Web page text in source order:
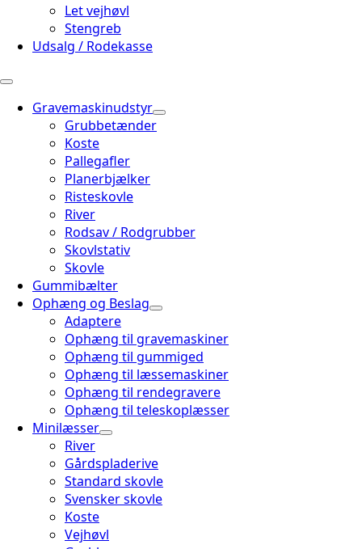
Let vejhøvl
Stengreb
Udsalg / Rodekasse
Gravemaskinudstyr
Grubbetænder
Koste
Pallegafler
Planerbjælker
Risteskovle
River
Rodsav / Rodgrubber
Skovlstativ
Skovle
Gummibælter
Ophæng og Beslag
Adaptere
Ophæng til gravemaskiner
Ophæng til gummiged
Ophæng til læssemaskiner
Ophæng til rendegravere
Ophæng til teleskoplæsser
Minilæsser
River
Gårdspladerive
Standard skovle
Svensker skovle
Koste
Vejhøvl